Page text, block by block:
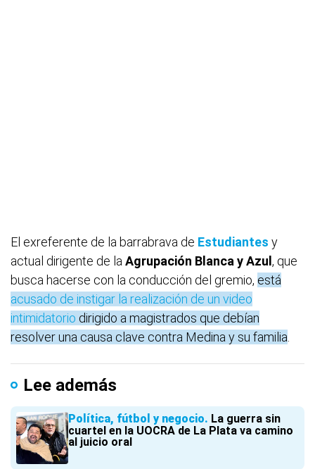
El exreferente de la barrabrava de Estudiantes y
actual dirigente de la Agrupación Blanca y Azul, que
busca hacerse con la conducción del gremio, está
acusado de instigar la realización de un video
intimidatorio dirigido a magistrados que debían
resolver una causa clave contra Medina y su familia
Lee además
Política, fútbol y negocio La guerra sin
cuartel en la UOCRA de La Plata va camino
al juicio oral